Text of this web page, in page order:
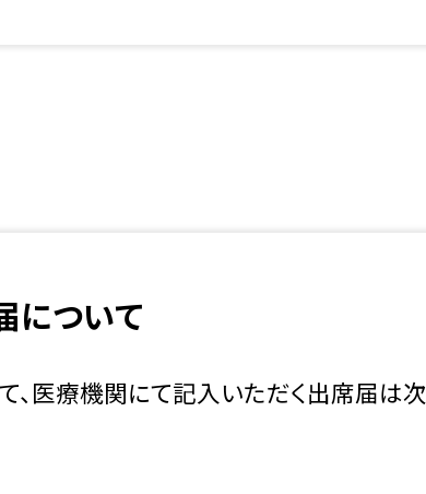
について
、医療機関にて記入いただく出席届は次